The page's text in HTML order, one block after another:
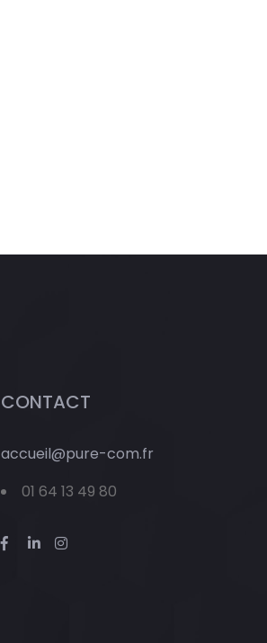
CONTACT
accueil@pure-com.fr
01 64 13 49 80